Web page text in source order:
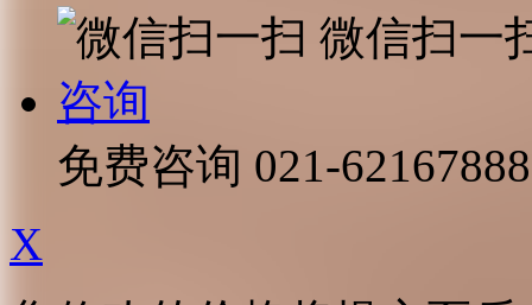
微信扫一
咨询
免费咨询 021-62167888
X